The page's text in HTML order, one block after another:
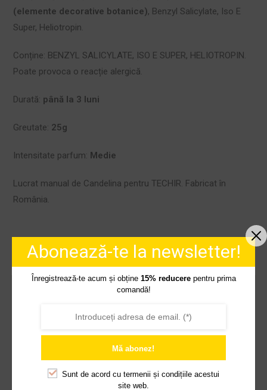
(elemente decorative botanice), Benzyl Salicylate, Iso E
Super, Heliotropin.
Conține: BENZYL SALICYLATE, ISO E SUPER, HELIOTROPIN.
Poate provoca o reacție alergică.
Durată: până la 3 luni
Greutate: 25g
Intensitate parfum: Medie
Lucrat manual de Candelina pentru TECHIR. Fabricat în
România.
S-AR PUTEA SĂ-ȚI PLACĂ ȘI…
Abonează-te la newsletter!
Înregistrează-te acum și obține 15% reducerepentru prima
comandă!
Mă abonez!
Sunt de acord cu termenii și condițiile acestui
site web.